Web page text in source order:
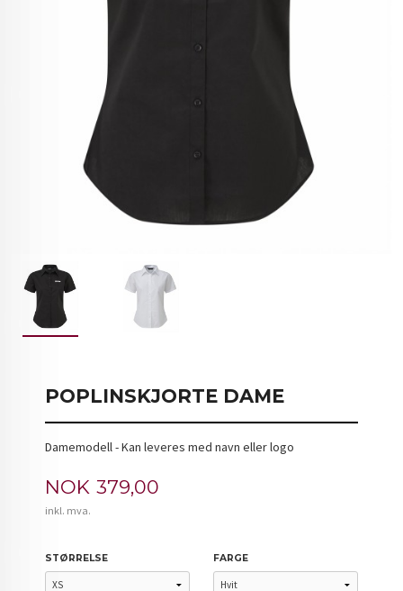
POPLINSKJORTE DAME
Damemodell - Kan leveres med navn eller logo
Pris
NOK 379,00
inkl. mva.
STØRRELSE FARGE